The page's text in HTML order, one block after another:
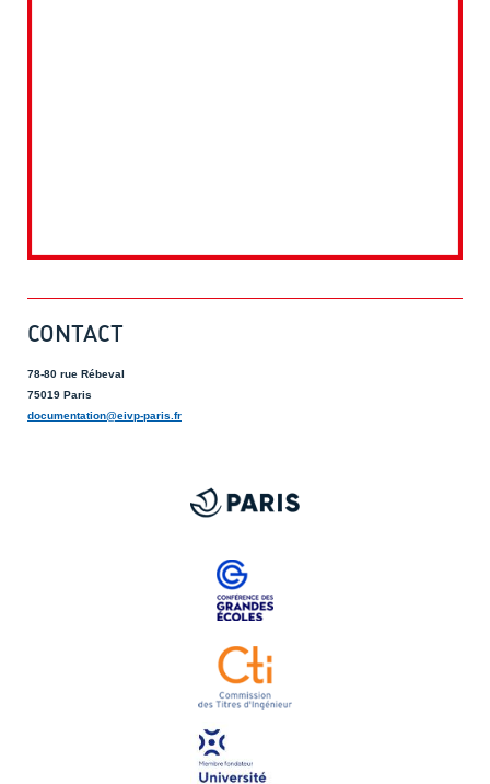
CONTACT
78-80 rue Rébeval
75019 Paris
documentation@eivp-paris.fr